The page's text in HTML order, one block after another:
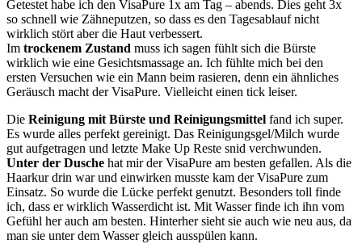
Getestet habe ich den VisaPure 1x am Tag – abends. Dies geht 3x
so schnell wie Zähneputzen, so dass es den Tagesablauf nicht
wirklich stört aber die Haut verbessert.
Im trockenem Zustand muss ich sagen fühlt sich die Bürste
wirklich wie eine Gesichtsmassage an. Ich fühlte mich bei den
ersten Versuchen wie ein Mann beim rasieren, denn ein ähnliches
Geräusch macht der VisaPure. Vielleicht einen tick leiser.
Die Reinigung mit Bürste und Reinigungsmittel fand ich super.
Es wurde alles perfekt gereinigt. Das Reinigungsgel/Milch wurde
gut aufgetragen und letzte Make Up Reste snid verchwunden.
Unter der Dusche hat mir der VisaPure am besten gefallen. Als die
Haarkur drin war und einwirken musste kam der VisaPure zum
Einsatz. So wurde die Lücke perfekt genutzt. Besonders toll finde
ich, dass er wirklich Wasserdicht ist. Mit Wasser finde ich ihn vom
Gefühl her auch am besten. Hinterher sieht sie auch wie neu aus, da
man sie unter dem Wasser gleich ausspülen kann.